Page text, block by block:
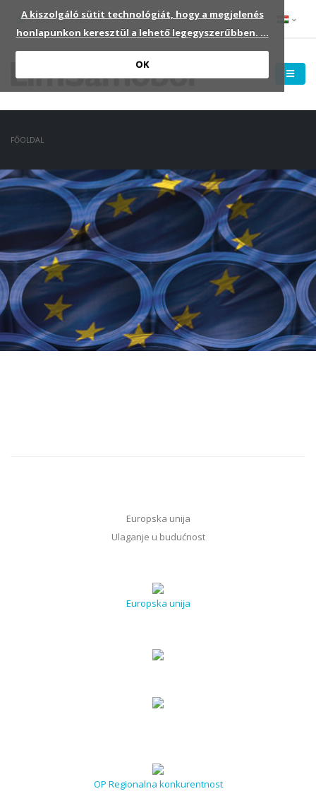
A kiszolgáló sütit technológiát, hogy a megjelenés
honlapunkon keresztül a lehető legegyszerűbben. ...
OK
+385 (01) 3322 742
FŐOLDAL
Europska unija
Ulaganje u budućnost
Europska unija
OP Regionalna konkurentnost